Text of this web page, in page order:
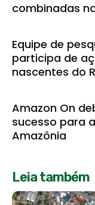
combinadas
Equipe de
participa de
nascentes do
Amazon On
sucesso para
Amazônia
Leia também